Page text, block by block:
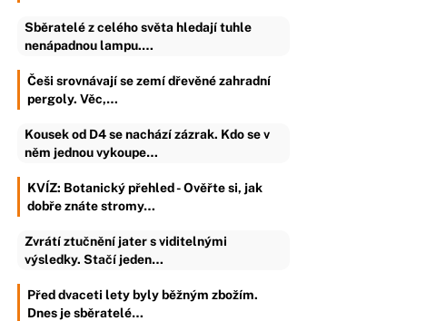
Sběratelé z celého světa hledají tuhle
nenápadnou lampu.…
Češi srovnávají se zemí dřevěné zahradní
pergoly. Věc,…
Kousek od D4 se nachází zázrak. Kdo se v
něm jednou vykoupe…
KVÍZ: Botanický přehled - Ověřte si, jak
dobře znáte stromy…
Zvrátí ztučnění jater s viditelnými
výsledky. Stačí jeden…
Před dvaceti lety byly běžným zbožím.
Dnes je sběratelé…